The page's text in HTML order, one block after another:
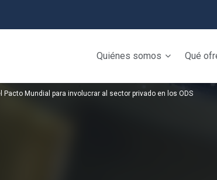
Quiénes somos Qué
Pacto Mundial para involucrar al sector privado en los ODS